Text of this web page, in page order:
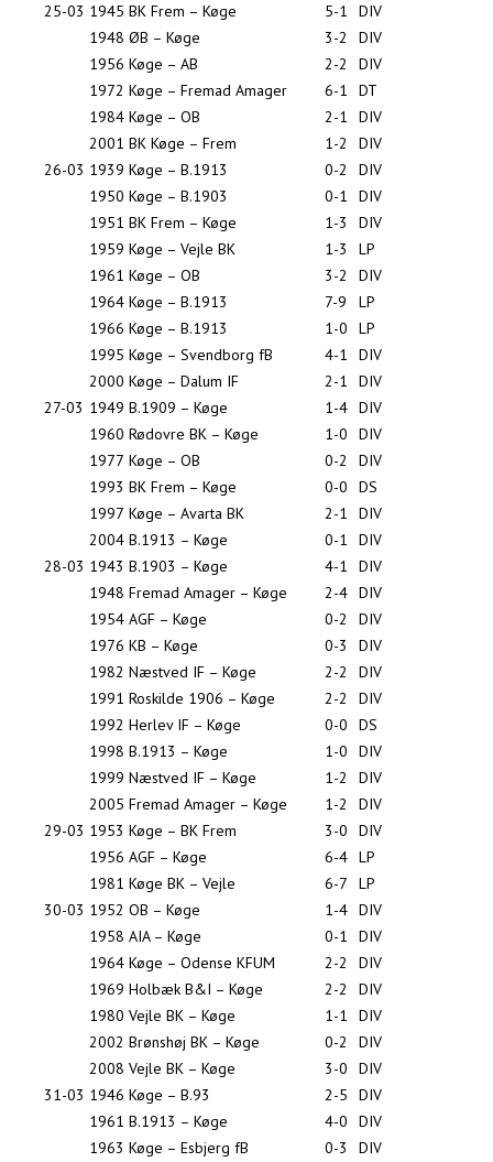
25-03 1945 BK Frem – Køge 5-1
DIV
1948 ØB – Køge 3-2
DIV
1956 Køge – AB 2-2
DIV
1972 Køge – Fremad Amager 6-1
DT
1984 Køge – OB 2-1
DIV
2001 BK Køge – Frem 1-2
DIV
26-03 1939 Køge – B.1913 0-2
DIV
1950 Køge – B.1903 0-1
DIV
1951 BK Frem – Køge 1-3
DIV
1959 Køge – Vejle BK 1-3
LP
1961 Køge – OB 3-2
DIV
1964 Køge – B.1913 7-9
LP
1966 Køge – B.1913 1-0
LP
1995 Køge – Svendborg fB 4-1
DIV
2000 Køge – Dalum IF 2-1
DIV
27-03 1949 B.1909 – Køge 1-4 DIV
1960 Rødovre BK – Køge 1-0
DIV
1977 Køge – OB 0-2
DIV
1993 BK Frem – Køge 0-0
DS
1997 Køge – Avarta BK 2-1
DIV
2004 B.1913 – Køge 0-1
DIV
28-03 1943 B.1903 – Køge 4-1
DIV
1948 Fremad Amager – Køge 2-4 DIV
1954 AGF – Køge 0-2
DIV
1976 KB – Køge 0-3
DIV
1982 Næstved IF – Køge 2-2
DIV
1991 Roskilde 1906 – Køge 2-2
DIV
1992 Herlev IF – Køge 0-0
DS
1998 B.1913 – Køge 1-0
DIV
1999 Næstved IF – Køge 1-2
DIV
2005 Fremad Amager – Køge 1-2
DIV
29-03 1953 Køge – BK Frem 3-0
DIV
1956 AGF – Køge 6-4 LP
1981 Køge BK – Vejle 6-7
LP
30-03 1952 OB – Køge 1-4 DIV
1958 AIA – Køge 0-1
DIV
1964 Køge – Odense KFUM 2-2
DIV
1969 Holbæk B&I – Køge 2-2
DIV
1980 Vejle BK – Køge 1-1
DIV
2002 Brønshøj BK – Køge 0-2
DIV
2008 Vejle BK – Køge 3-0
DIV
31-03 1946 Køge – B.93 2-5
DIV
1961 B.1913 – Køge 4-0
DIV
1963 Køge – Esbjerg fB 0-3
DIV